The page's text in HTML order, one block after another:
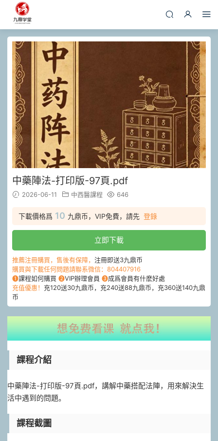
中藥陣法-打印版-97頁.pdf
2026-06-11 中西醫課程 646
下載價格爲 10 九鼎币，VIP免費，請先 登錄
立即下載
推薦注冊購買，售後有保障， 注冊即送3九鼎币
購買與下載任何問題請聯系微信：804407916
❶課程如何購買 ❷VIP辦理會員 ❸成爲會員有什麽好處
充值優惠！ 充120送30九鼎币，充240送88九鼎币，充360送140九鼎
币
課程介紹
中藥陣法-打印版-97頁.pdf，講解中藥搭配法陣，用來解決生
活中遇到的問題。
課程截圖